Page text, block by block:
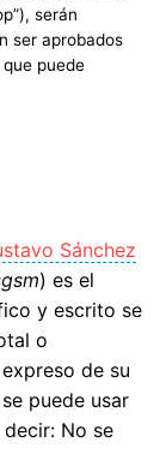
serán
ser aprobados
puede
Sánchez
) es el
y escrito se
o
de su
puede usar
No se